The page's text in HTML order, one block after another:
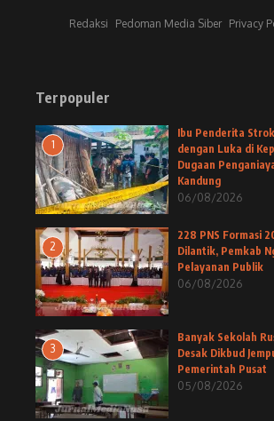
Redaksi Pedoman Media Siber Privacy
Terpopuler
1
Ibu Penderita
dengan Luka di
Dugaan
Kandung
06/08/2026
2
228 PNS Formasi
Dilantik, Pemkab
Pelayanan Publik
06/08/2026
3
Banyak Sekolah
Desak Dikbud
Pemerintah Pusat
05/08/2026